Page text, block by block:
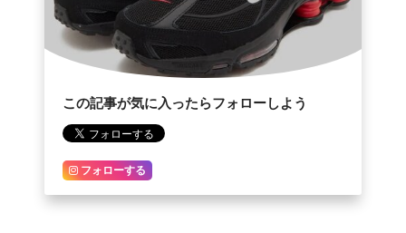
この記事が気に入ったらフォローしよう
フォローする